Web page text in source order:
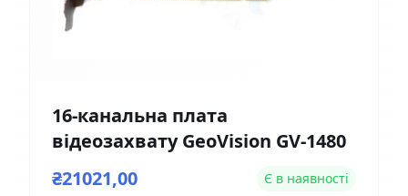
16-канальна плата
відеозахвату GeoVision GV-1480
₴21021,00
Є в наявності